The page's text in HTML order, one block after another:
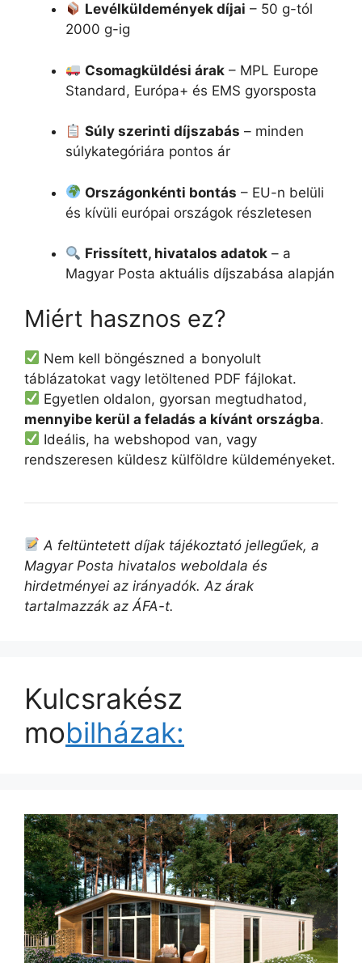
Levélküldemények díjai – 50 g-tól
2000 g-ig
Csomagküldési árak – MPL Europe
Standard, Európa+ és EMS gyorsposta
Súly szerinti díjszabás – minden
súlykategóriára pontos ár
Országonkénti bontás – EU-n belüli
és kívüli európai országok részletesen
Frissített, hivatalos adatok – a
Magyar Posta aktuális díjszabása alapján
Miért hasznos ez?
Nem kell böngészned a bonyolult
táblázatokat vagy letöltened PDF fájlokat.
Egyetlen oldalon, gyorsan megtudhatod,
mennyibe kerül a feladás a kívánt országba.
Ideális, ha webshopod van, vagy
rendszeresen küldesz külföldre küldeményeket.
A feltüntetett díjak tájékoztató jellegűek, a
Magyar Posta hivatalos weboldala és
hirdetményei az irányadók. Az árak
tartalmazzák az ÁFA-t.
Kulcsrakész
mobilházak: